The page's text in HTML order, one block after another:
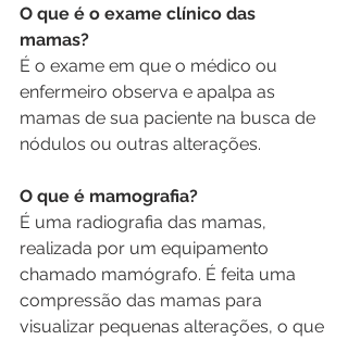
O que é o exame clínico das
mamas?
É o exame em que o médico ou
enfermeiro observa e apalpa as
mamas de sua paciente na busca de
nódulos ou outras alterações.
O que é mamografia?
É uma radiografia das mamas,
realizada por um equipamento
chamado mamógrafo. É feita uma
compressão das mamas para
visualizar pequenas alterações, o que